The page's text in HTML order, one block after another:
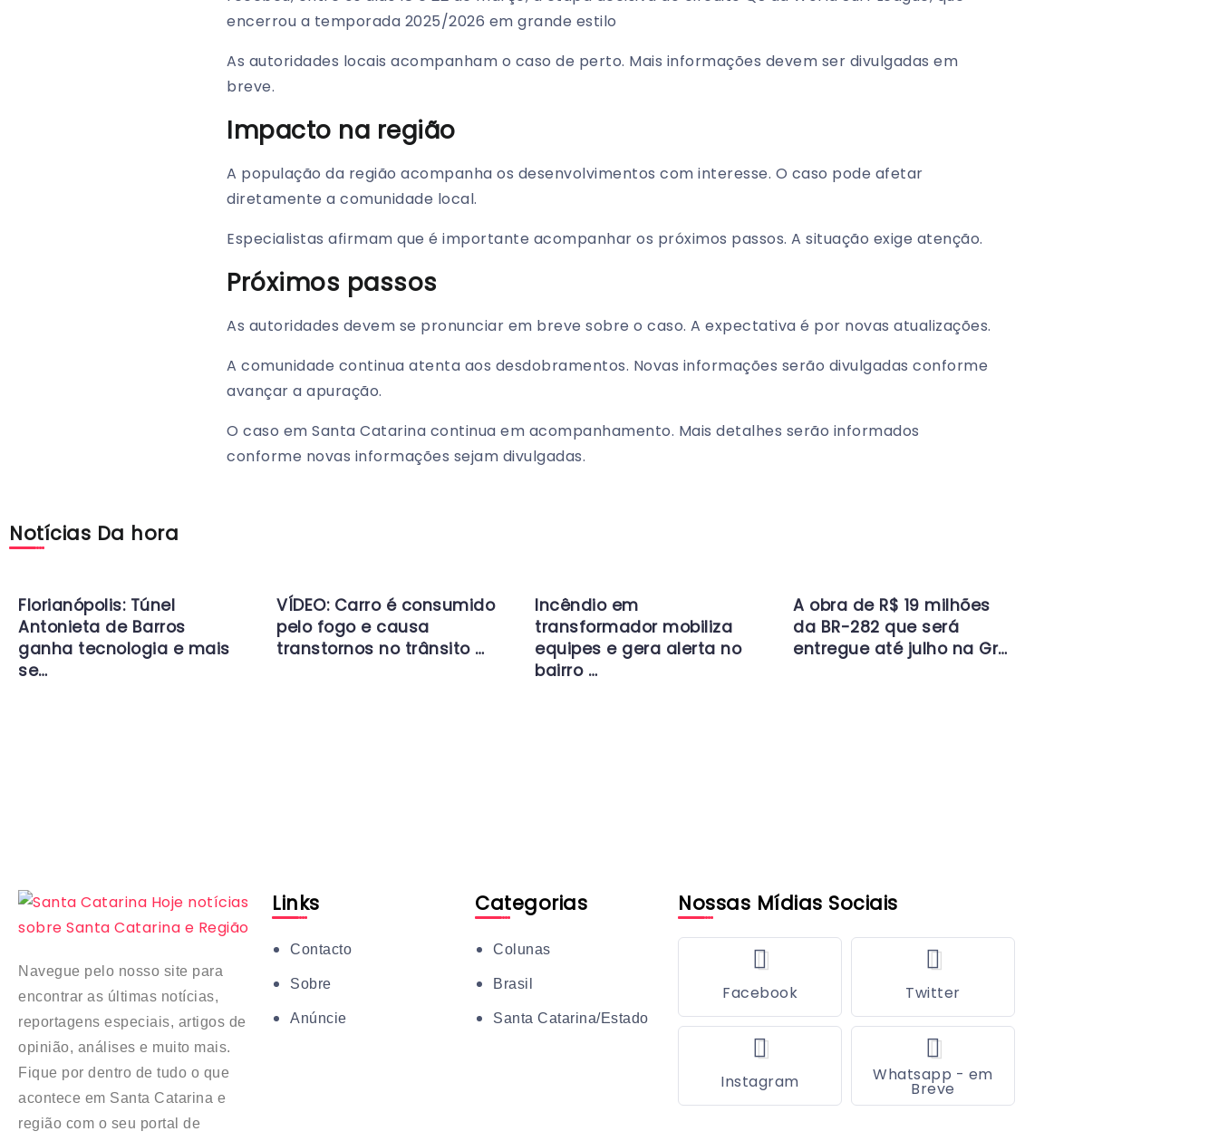
encerrou a temporada 2025/2026 em grande estilo
As autoridades locais acompanham o caso de perto. Mais informações devem ser divulgadas em
breve.
Impacto na região
A população da região acompanha os desenvolvimentos com interesse. O caso pode afetar
diretamente a comunidade local.
Especialistas afirmam que é importante acompanhar os próximos passos. A situação exige atenção.
Próximos passos
As autoridades devem se pronunciar em breve sobre o caso. A expectativa é por novas atualizações.
A comunidade continua atenta aos desdobramentos. Novas informações serão divulgadas conforme
avançar a apuração.
O caso em Santa Catarina continua em acompanhamento. Mais detalhes serão informados
conforme novas informações sejam divulgadas.
Notícias Da hora
Florianópolis: Túnel
Antonieta de Barros
ganha tecnologia e mais
se…
VÍDEO: Carro é consumido
pelo fogo e causa
transtornos no trânsito …
Incêndio em
transformador mobiliza
equipes e gera alerta no
bairro …
A obra de R$ 19 milhões
da BR-282 que será
entregue até julho na Gr…
Navegue pelo nosso site para
encontrar as últimas notícias,
reportagens especiais, artigos de
opinião, análises e muito mais.
Fique por dentro de tudo o que
acontece em Santa Catarina e
região com o seu portal de
Links
Contacto
Sobre
Anúncie
Categorias
Colunas
Brasil
Santa Catarina/Estado
Nossas Mídias Sociais
Facebook Twitter
Instagram Whatsapp - em
Breve